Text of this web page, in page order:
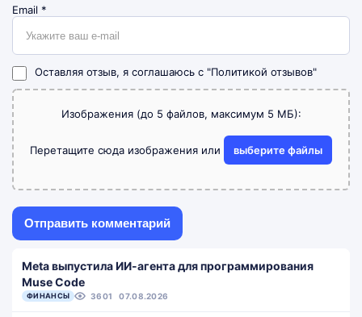
Email *
Оставляя отзыв, я соглашаюсь с "Политикой отзывов"
Изображения (до 5 файлов, максимум 5 МБ):
Перетащите сюда изображения или выберите файлы
Meta выпустила ИИ-агента для программирования
Muse Code
ФИНАНСЫ 3601 07.08.2026